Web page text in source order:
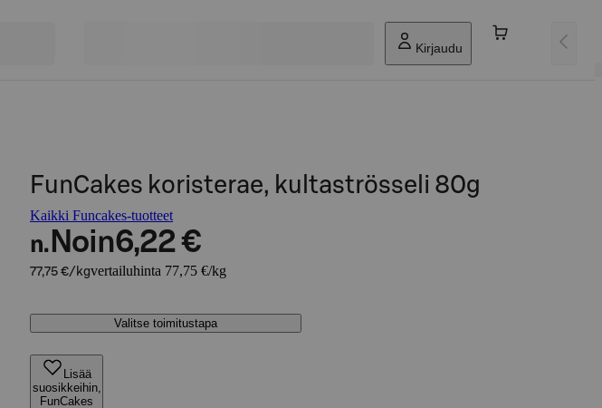
Kirjaudu
FunCakes koristerae, kultaströsseli 80g
Kaikki Funcakes-tuotteet
n. Noin6,22 €
77,75 €/kgvertailuhinta 77,75 €/kg
Valitse toimitustapa
Lisää
suosikkeihin,
FunCakes